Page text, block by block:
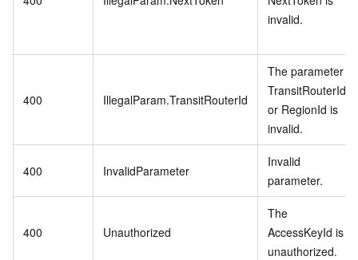
invalid.
400 IllegalParam.TransitRouterId
The parameter
TransitRouterId
or RegionId is
invalid.
400 InvalidParameter
Invalid
parameter.
400 Unauthorized
The
AccessKeyId is
unauthorized.